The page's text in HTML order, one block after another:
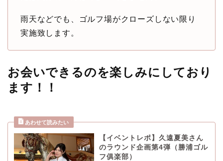
雨天などでも、ゴルフ場がクローズしない限り
実施致します。
お会いできるのを楽しみにしており
ます！！
【イベントレポ】久遠夏美さん
のラウンド企画第4弾（勝浦ゴル
フ俱楽部）